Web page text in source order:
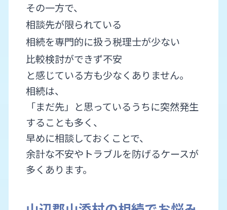
その一方で、
相談先が限られている
相続を専門的に扱う税理士が少ない
比較検討ができず不安
と感じている方も少なくありません。
相続は、
「まだ先」と思っているうちに突然発生
することも多く、
早めに相談しておくことで、
余計な不安やトラブルを防げるケースが
多くあります。